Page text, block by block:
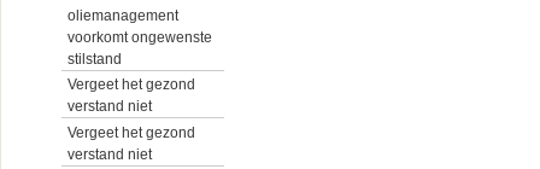
oliemanagement
voorkomt ongewenste
stilstand
Vergeet het gezond
verstand niet
Vergeet het gezond
verstand niet